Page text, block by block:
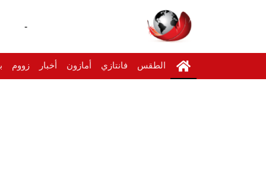
-
الطقس فانتازي أمازون أخبار زووم